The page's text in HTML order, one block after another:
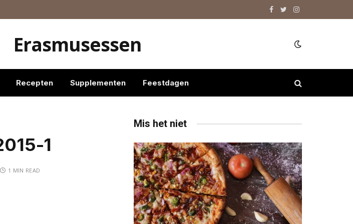
Facebook
TwitterInstagram
Erasmusessen
Recepten Supplementen Feestdagen
1
1 MIN READ
Mis het niet